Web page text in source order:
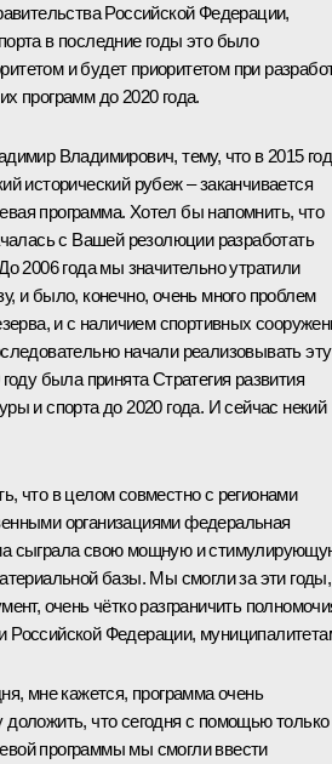
Российской Федерации,
в последние годы это было
и будет приоритетом при
программ до 2020 года.
Владимирович, тему, что в 2015
исторический рубеж – заканчивается
программа. Хотел бы напомнить, что
с Вашей резолюции разработать
2006 года мы значительно утратили
и было, конечно, очень много проблем
и с наличием спортивных
начали реализовывать эту
была принята Стратегия развития
и спорта до 2020 года. И сейчас некий
что в целом совместно с регионами
организациями федеральная
сыграла свою мощную и
базы. Мы смогли за эти годы,
очень чётко разграничить
Российской Федерации,
мне кажется, программа очень
что сегодня с помощью только
программы мы смогли ввести